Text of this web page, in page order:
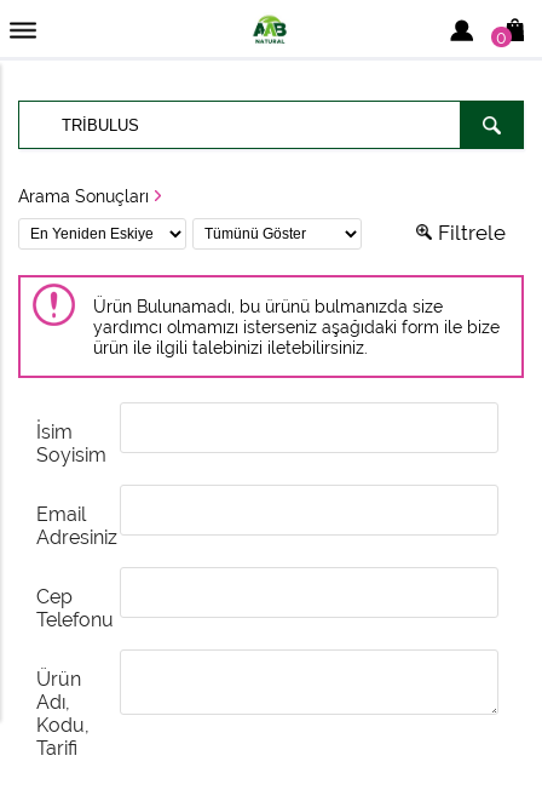
0
Arama Sonuçları
Filtrele
Ürün Bulunamadı, bu ürünü bulmanızda size
yardımcı olmamızı isterseniz aşağıdaki form ile bize
ürün ile ilgili talebinizi iletebilirsiniz.
İsim
Soyisim
Email
Adresiniz
Cep
Telefonu
Ürün
Adı,
Kodu,
Tarifi